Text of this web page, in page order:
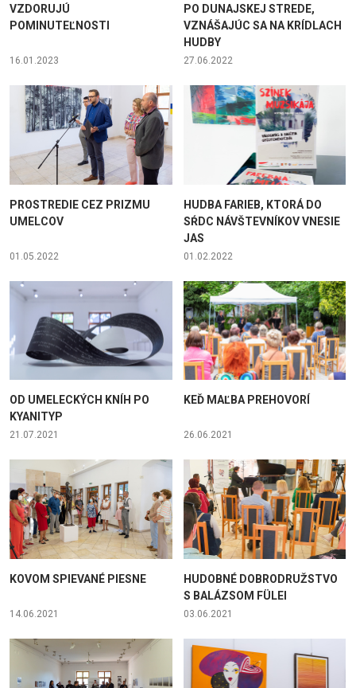
VZDORUJÚ
POMINUTEĽNOSTI
16.01.2023
PO DUNAJSKEJ STREDE,
VZNÁŠAJÚC SA NA KRÍDLACH
HUDBY
27.06.2022
PROSTREDIE CEZ PRIZMU
UMELCOV
01.05.2022
HUDBA FARIEB, KTORÁ DO
SŔDC NÁVŠTEVNÍKOV VNESIE
JAS
01.02.2022
OD UMELECKÝCH KNÍH PO
KYANITYP
21.07.2021
KEĎ MAĽBA PREHOVORÍ
26.06.2021
KOVOM SPIEVANÉ PIESNE
14.06.2021
HUDOBNÉ DOBRODRUŽSTVO
S BALÁZSOM FÜLEI
03.06.2021